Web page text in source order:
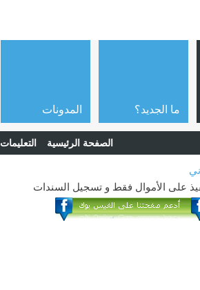
الصفحة الرئيسية التعليمات
ما الجديد؟ المدونات
على الأموال فقط و تسجيل السندات